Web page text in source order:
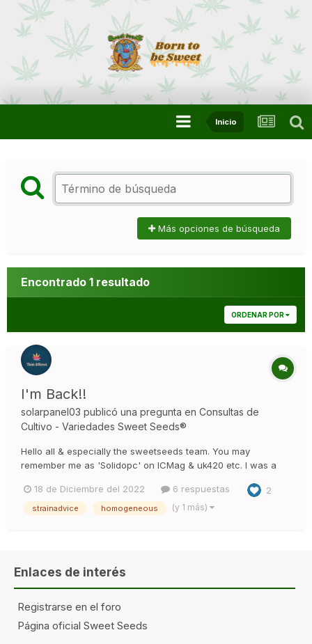
Inicio
Más opciones de búsqueda
Encontrado 1 resultado
ORDENAR POR
I'm Back!!
solarpanel03 publicó una pregunta en Consultas de
Cultivo - Variedades Sweet Seeds®
Hello all & especially the sweetseeds team. You may
remember me as 'Solidopc' on ICMag & uk420 etc. I was a
Jack 47, Sweet Tai, Psicodelicia, Green Poison, Sweet
Afghani & more. This was 11yrs back now. & after my hiatus.
18 de Diciembre del 2022 6 respuestas 2
strainadvice homogeneous (y 1 más)
Enlaces de interés
Registrarse en el foro
Página oficial Sweet Seeds